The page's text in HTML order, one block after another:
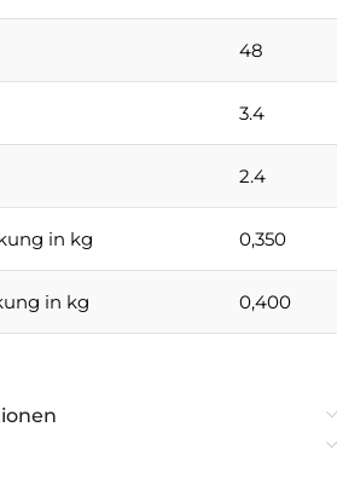
48
3.4
2.4
in kg 0,350
in kg 0,400